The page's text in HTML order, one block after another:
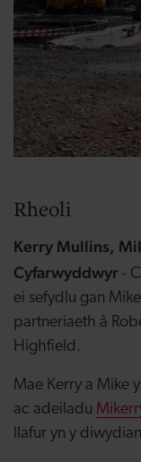
Rheoli
Kerry Mullins,
Cyfarwyddwyr -
ei sefydlu gan
partneriaeth â
Highfield.
Mae Kerry a Mike
ac adeiladu
llafur yn y